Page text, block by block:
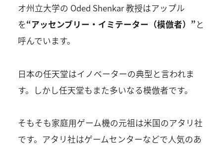
オ州立大学の Oded Shenkar 教授はアップル
を“アッセンブリー・イミテーター（模倣者）”と
呼んでいます。
日本の任天堂はイノベーターの典型と言われま
す。しかし任天堂もまた多いなる模倣者です。
そもそも家庭用ゲーム機の元祖は米国のアタリ社
です。アタリ社はゲームセンターなどで人気のあ